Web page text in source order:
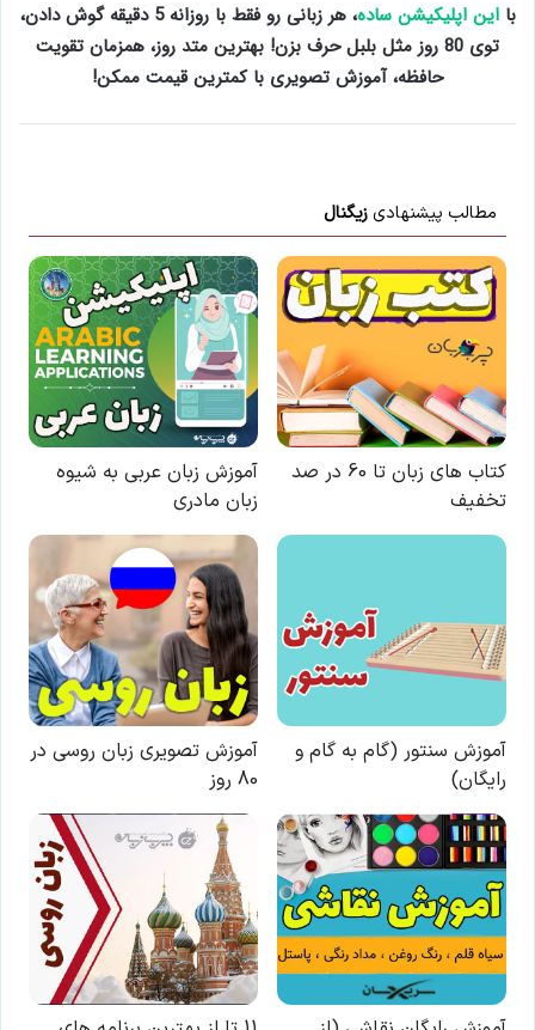
بااین اپلیکیشن ساده
، هر زبانی رو فقط با روزانه 5 دقیقه گوش دادن،
توی 80 روز مثل بلبل حرف بزن! بهترین متد روز، همزمان تقویت
حافظه، آموزش تصویری با کمترین قیمت ممکن!